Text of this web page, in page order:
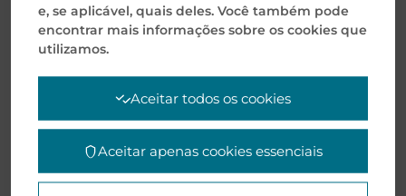
e, se aplicável, quais deles. Você também pode
encontrar mais informações sobre os cookies que
utilizamos.
Aceitar todos os cookies
Aceitar apenas cookies essenciais